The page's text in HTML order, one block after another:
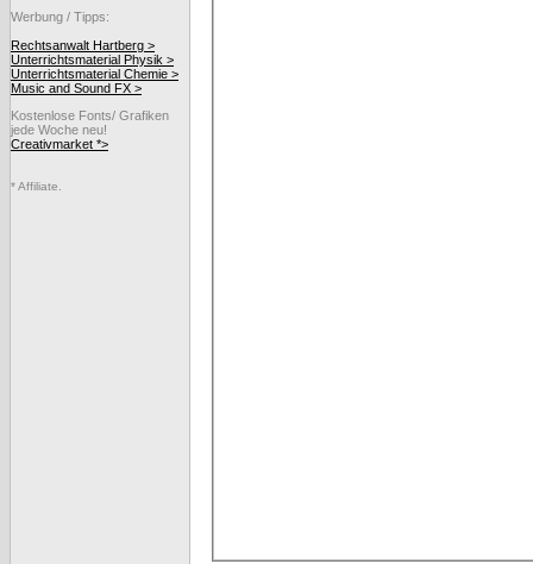
Werbung / Tipps:
Rechtsanwalt Hartberg >
Unterrichtsmaterial Physik >
Unterrichtsmaterial Chemie >
Music and Sound FX >
Kostenlose Fonts/ Grafiken
jede Woche neu!
Creativmarket *>
* Affiliate.